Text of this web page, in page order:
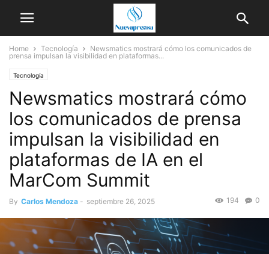
Home Tecnología
Newsmatics mostrará cómo los comunicados de
prensa impulsan la visibilidad en plataformas...
Tecnología
Newsmatics mostrará cómo
los comunicados de prensa
impulsan la visibilidad en
plataformas de IA en el
MarCom Summit
By Carlos Mendoza - septiembre 26, 2025 0
194